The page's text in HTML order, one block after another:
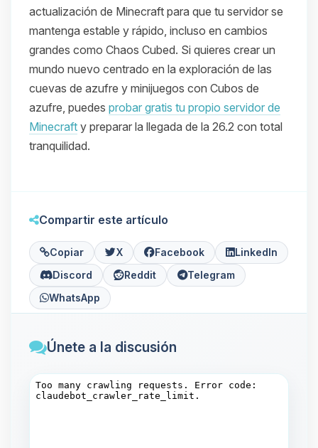
actualización de Minecraft para que tu servidor se
mantenga estable y rápido, incluso en cambios
grandes como Chaos Cubed. Si quieres crear un
mundo nuevo centrado en la exploración de las
cuevas de azufre y minijuegos con Cubos de
azufre, puedes probar gratis tu propio servidor de
Minecraft y preparar la llegada de la 26.2 con total
tranquilidad.
Compartir este artículo
Copiar X Facebook
LinkedIn
Discord
Reddit
Telegram
WhatsApp
Únete a la discusión